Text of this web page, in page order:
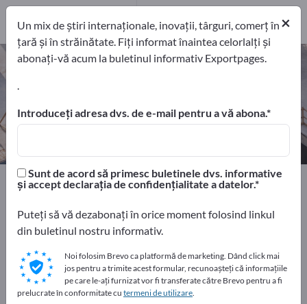
Uşi de protecţie împotriva focului
– găsiți producători și furnizori
exportatori Producători
Producători
Home
Securitate și protecție
Uşi de protecţie împotriva focului
Faceți publicitate gratuit pe
Exportpages!
Nevoile – Ofertele – Bunuri second-hand – Contacte
×
Un mix de știri internaționale, inovații, târguri, comerț în
țară și în străinătate. Fiți informat înaintea celorlalți și
abonați-vă acum la buletinul informativ Exportpages.
.
Introduceți adresa dvs. de e-mail pentru a vă abona.
Sunt de acord să primesc buletinele dvs. informative
și accept declarația de confidențialitate a datelor.
Puteți să vă dezabonați în orice moment folosind linkul
din buletinul nostru informativ.
Noi folosim Brevo ca platformă de marketing. Dând click mai
jos pentru a trimite acest formular, recunoașteți că informațiile
pe care le-ați furnizat vor fi transferate către Brevo pentru a fi
prelucrate în conformitate cu termeni de utilizare.